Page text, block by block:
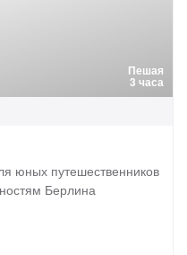
Пешая
3 часа
юных путешественников
Берлина